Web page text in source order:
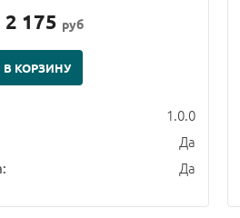
2 175 руб
В КОРЗИНУ
1.0.0
Да
Да